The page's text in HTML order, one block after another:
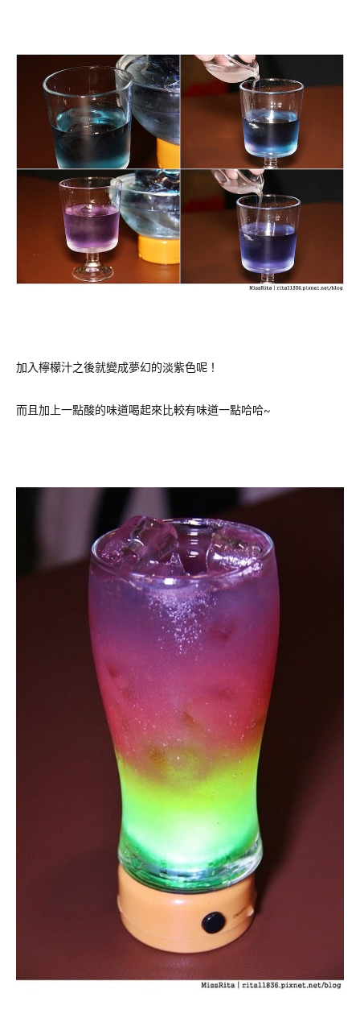
加入檸檬汁之後就變成夢幻的淡紫色呢！
而且加上一點酸的味道喝起來比較有味道一點哈哈~